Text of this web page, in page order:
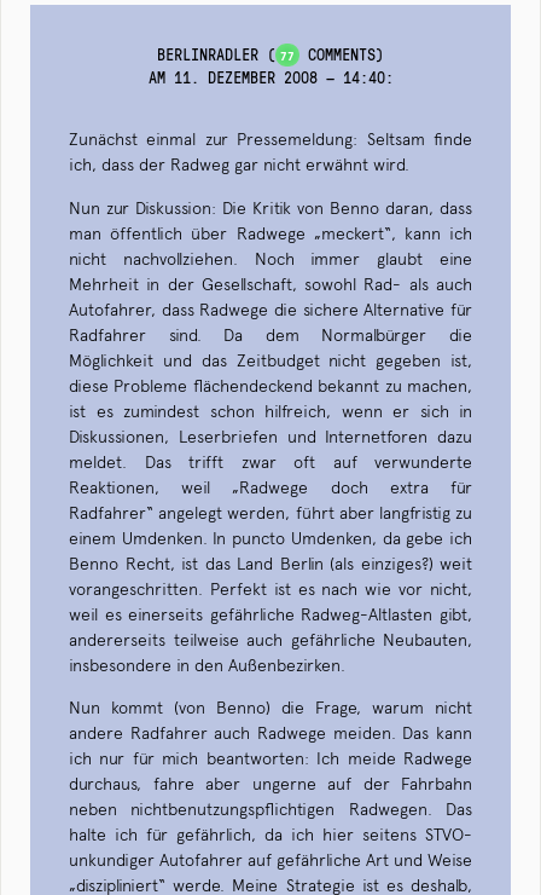
BERLINRADLER ( 77 COMMENTS)
AM 11. DEZEMBER 2008 — 14:40:
Zunächst einmal zur Pressemeldung: Seltsam finde
ich, dass der Radweg gar nicht erwähnt wird.
Nun zur Diskussion: Die Kritik von Benno daran, dass
man öffentlich über Radwege „meckert“, kann ich
nicht nachvollziehen. Noch immer glaubt eine
Mehrheit in der Gesellschaft, sowohl Rad- als auch
Autofahrer, dass Radwege die sichere Alternative für
Radfahrer sind. Da dem Normalbürger die
Möglichkeit und das Zeitbudget nicht gegeben ist,
diese Probleme flächendeckend bekannt zu machen,
ist es zumindest schon hilfreich, wenn er sich in
Diskussionen, Leserbriefen und Internetforen dazu
meldet. Das trifft zwar oft auf verwunderte
Reaktionen, weil „Radwege doch extra für
Radfahrer“ angelegt werden, führt aber langfristig zu
einem Umdenken. In puncto Umdenken, da gebe ich
Benno Recht, ist das Land Berlin (als einziges?) weit
vorangeschritten. Perfekt ist es nach wie vor nicht,
weil es einerseits gefährliche Radweg-Altlasten gibt,
andererseits teilweise auch gefährliche Neubauten,
insbesondere in den Außenbezirken.
Nun kommt (von Benno) die Frage, warum nicht
andere Radfahrer auch Radwege meiden. Das kann
ich nur für mich beantworten: Ich meide Radwege
durchaus, fahre aber ungerne auf der Fahrbahn
neben nichtbenutzungspflichtigen Radwegen. Das
halte ich für gefährlich, da ich hier seitens STVO-
unkundiger Autofahrer auf gefährliche Art und Weise
„diszipliniert“ werde. Meine Strategie ist es deshalb,